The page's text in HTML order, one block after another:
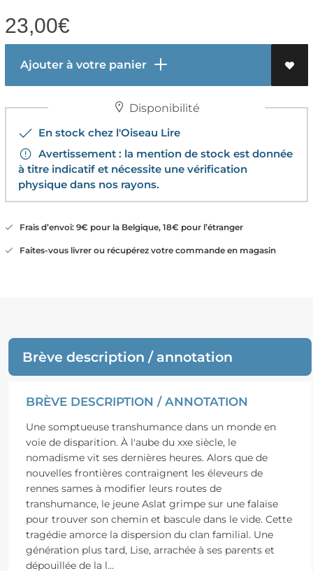
23,00€
Ajouter à votre panier
Disponibilité
En stock chez l'Oiseau Lire
Avertissement : la mention de stock est donnée
à titre indicatif et nécessite une vérification
physique dans nos rayons.
Frais d’envoi: 9€ pour la Belgique, 18€ pour l’étranger
Faites-vous livrer ou récupérez votre commande en magasin
Brève description / annotation
BRÈVE DESCRIPTION / ANNOTATION
Une somptueuse transhumance dans un monde en
voie de disparition. À l'aube du xxe siècle, le
nomadisme vit ses dernières heures. Alors que de
nouvelles frontières contraignent les éleveurs de
rennes sames à modifier leurs routes de
transhumance, le jeune Aslat grimpe sur une falaise
pour trouver son chemin et bascule dans le vide. Cette
tragédie amorce la dispersion du clan familial. Une
génération plus tard, Lise, arrachée à ses parents et
dépouillée de la l...